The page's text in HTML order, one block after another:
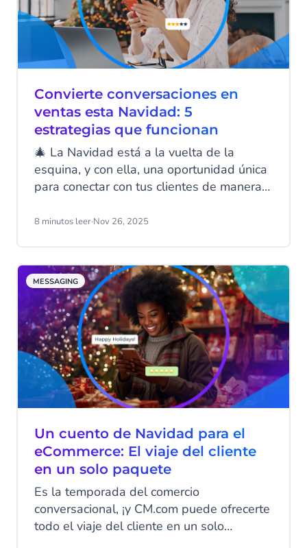
Convierte conversaciones en
ventas esta Navidad: 5
estrategias que funcionan
🎄 La Navidad está a la vuelta de la
esquina, y con ella, una oportunidad única
para conectar con tus clientes de manera
atrás las promociones genéricas y utiliza
temporada más mágica (y competitiva) del
año. Desde ofertas irresistibles hasta
asistencia personalizada, descubre cómo
transformar tus mensajes en
conversaciones significativas que
conviertan.
8 minutos leer·Nov 26, 2025
MESSAGING
Un cuento de Navidad para el
eCommerce: El viaje del cliente
en un solo paquete
Es la temporada del comercio
conversacional, ¡y CM.com puede ofrecerte
todo el viaje del cliente en un solo